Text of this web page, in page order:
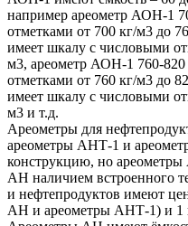
например ареометр АОН-1
отметками от 700 кг/м3 до
имеет шкалу с числовыми
м3, ареометр АОН-1 760-
отметками от 760 кг/м3 до
имеет шкалу с числовыми
м3 и т.д.
Ареометры для
ареометры АНТ-1 и
конструкцию, но
АН наличием встроенного
и нефтепродуктов имеют
АН и ареометры АНТ-1) и 1